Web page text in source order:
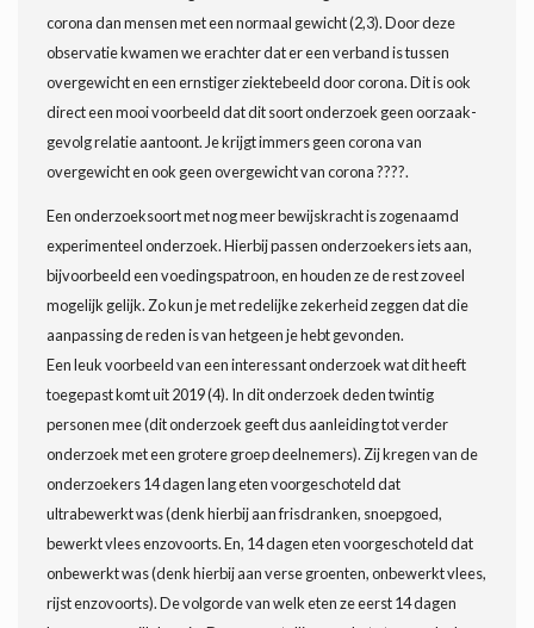
corona dan mensen met een normaal gewicht (2,3). Door deze
observatie kwamen we erachter dat er een verband is tussen
overgewicht en een ernstiger ziektebeeld door corona. Dit is ook
direct een mooi voorbeeld dat dit soort onderzoek geen oorzaak-
gevolg relatie aantoont. Je krijgt immers geen corona van
overgewicht en ook geen overgewicht van corona ????.
Een onderzoeksoort met nog meer bewijskracht is zogenaamd
experimenteel onderzoek. Hierbij passen onderzoekers iets aan,
bijvoorbeeld een voedingspatroon, en houden ze de rest zoveel
mogelijk gelijk. Zo kun je met redelijke zekerheid zeggen dat die
aanpassing de reden is van hetgeen je hebt gevonden.
Een leuk voorbeeld van een interessant onderzoek wat dit heeft
toegepast komt uit 2019 (4). In dit onderzoek deden twintig
personen mee (dit onderzoek geeft dus aanleiding tot verder
onderzoek met een grotere groep deelnemers). Zij kregen van de
onderzoekers 14 dagen lang eten voorgeschoteld dat
ultrabewerkt was (denk hierbij aan frisdranken, snoepgoed,
bewerkt vlees enzovoorts. En, 14 dagen eten voorgeschoteld dat
onbewerkt was (denk hierbij aan verse groenten, onbewerkt vlees,
rijst enzovoorts). De volgorde van welk eten ze eerst 14 dagen